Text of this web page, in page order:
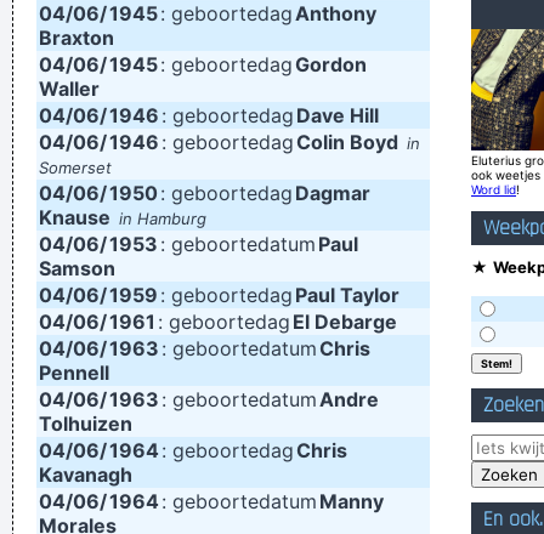
I don't know anything about music, In my life you don't have
~ Elvis Presley
I'm investing in a company that has patented wallet
technology that will deodorize currency That way people won
~ Moby
Drinking bear is easy. Trashing your hotel room is easy. But
being a Christian, that´s a tough call. That´s rebellion.~ Alice
Cooper
The Memory Of Things Gone Is Important To A Jazz Musician
Things Like Old Folks Singing In The Moonlight In The Back
Yard On A Hot Night Or Something Said Long Ago ~ Louis
Armstrong
I was only 21 I was just trying to take everyday subjects and
write about things other people weren´t writing about -
04/06/1945: geboortedagAnthony
Braxton
04/06/1945: geboortedagGordon
Waller
04/06/1946 : geboortedag Dave Hill
04/06/1946 : geboortedagColin Boyd in
Somerset
04/06/1950: geboortedag Dagmar
Knause in Hamburg
04/06/1953 : geboortedatum Paul
Samson
04/06/1959 : geboortedag Paul Taylor
04/06/1961 : geboortedag El Debarge
04/06/1963 : geboortedatumChris
Pennell
04/06/1963 : geboortedatumAndre
Tolhuizen
04/06/1964 : geboortedagChris
Kavanagh
04/06/1964: geboortedatum Manny
Morales
Eluterius
ook weetjes
Word lid!
★
Zoeken
En